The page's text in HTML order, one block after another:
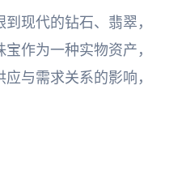
现代的钻石、翡翠，
作为一种实物资产，
与需求关系的影响，